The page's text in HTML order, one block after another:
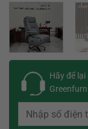
Hãy để lại